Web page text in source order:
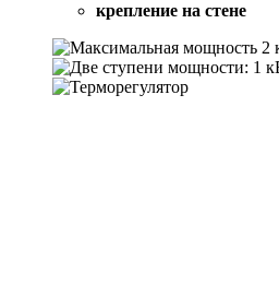
крепление на стене